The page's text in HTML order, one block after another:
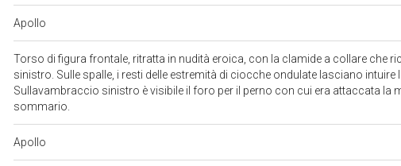
Apollo
Torso di figura frontale, ritratta in nudità eroica, con la clamide a collare che
sinistro. Sulle spalle, i resti delle estremità di ciocche ondulate lasciano intuire
Sullavambraccio sinistro è visibile il foro per il perno con cui era attaccata la
sommario.
Apollo